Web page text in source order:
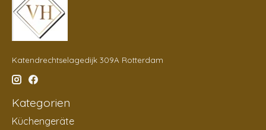
Katendrechtselagedijk 309A Rotterdam
Kategorien
Küchengeräte